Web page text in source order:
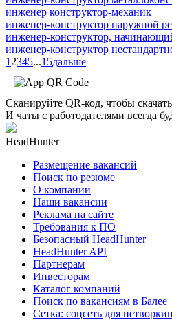
инженер конструктор-механик
инженер-конструктор наружной
инженер-конструктор,
инженер-конструктор
1 2345...15дальше
Сканируйте QR-код, чтобы
И чаты с работодателями всегда
HeadHunter
Размещение вакансий
Поиск по резюме
О компании
Наши вакансии
Реклама на сайте
Требования к ПО
Безопасный HeadHunter
HeadHunter API
Партнерам
Инвесторам
Каталог компаний
Поиск по вакансиям в Балее
Сетка: соцсеть для